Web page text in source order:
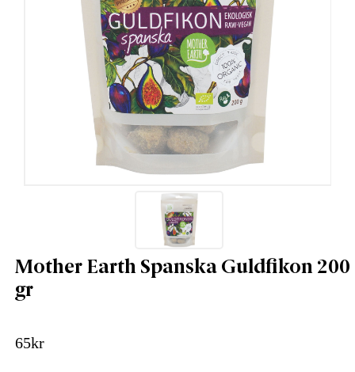
Mother Earth Spanska Guldfikon 200
gr
65kr